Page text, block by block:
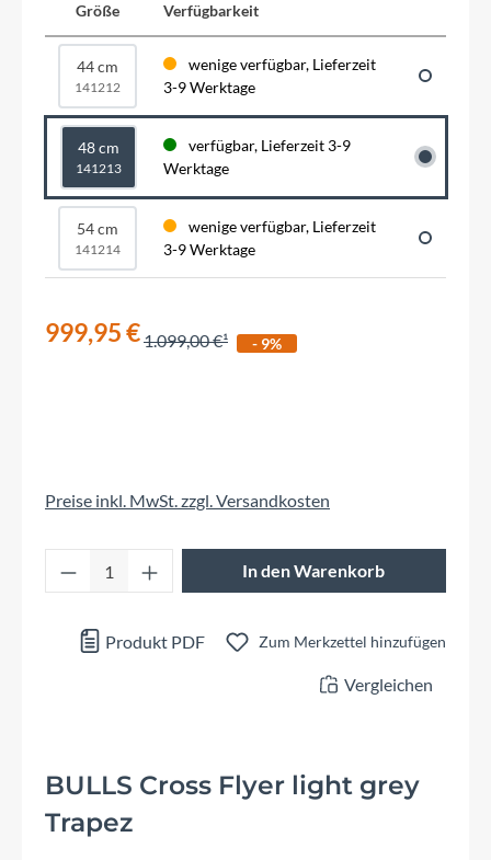
Größe Verfügbarkeit
44 cm
141212
wenige verfügbar, Lieferzeit
3-9 Werktage
48 cm
141213
verfügbar, Lieferzeit 3-9
Werktage
54 cm
141214
wenige verfügbar, Lieferzeit
3-9 Werktage
999,95 €1.099,00 € - 9%
Preise inkl. MwSt. zzgl. Versandkosten
Produkt Anzahl: Gib den gewünschten
In den Warenkorb
Produkt PDF Zum Merkzettel hinzufügen
Vergleichen
BULLS Cross Flyer light grey
Trapez